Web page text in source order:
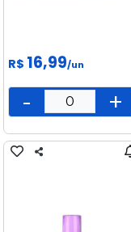
R$ 16,99/un
- +